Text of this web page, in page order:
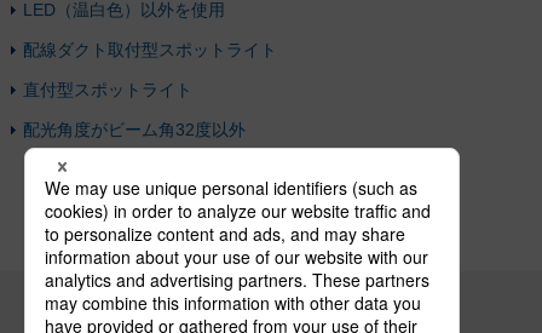
LED（温白色）以外を使用
配線ダクト取付型スポットライト
直付型スポットライト
配光角度がビーム角32度以外
パナソニックの電気設備 SNSアカウント